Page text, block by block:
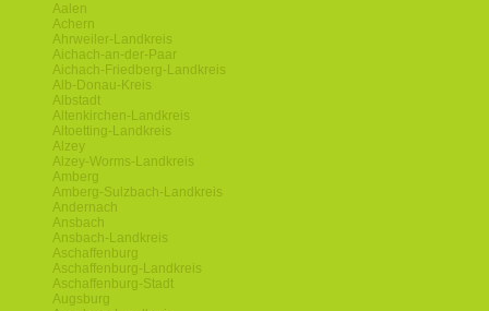
Aalen
Achern
Ahrweiler-Landkreis
Aichach-an-der-Paar
Aichach-Friedberg-Landkreis
Alb-Donau-Kreis
Albstadt
Altenkirchen-Landkreis
Altoetting-Landkreis
Alzey
Alzey-Worms-Landkreis
Amberg
Amberg-Sulzbach-Landkreis
Andernach
Ansbach
Ansbach-Landkreis
Aschaffenburg
Aschaffenburg-Landkreis
Aschaffenburg-Stadt
Augsburg